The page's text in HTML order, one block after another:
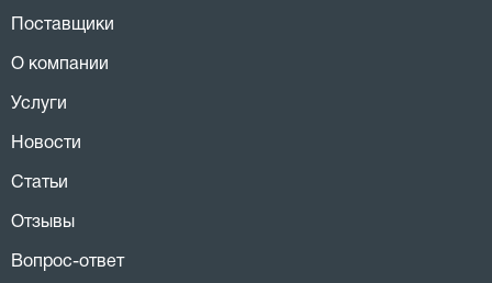
Поставщики
О компании
Услуги
Новости
Статьи
Отзывы
Вопрос-ответ